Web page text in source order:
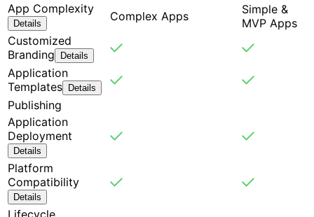
App Complexity
Details
Complex Apps
Simple &
MVP Apps
Customized
Branding
Details
Application
Templates Details
Publishing
Application
Deployment
Details
Platform
Compatibility
Details
Lifecycle